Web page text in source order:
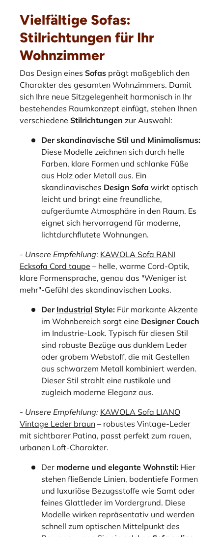
Vielfältige Sofas:
Stilrichtungen für Ihr
Wohnzimmer
Das Design eines Sofas prägt maßgeblich den
Charakter des gesamten Wohnzimmers. Damit
sich Ihre neue Sitzgelegenheit harmonisch in Ihr
bestehendes Raumkonzept einfügt, stehen Ihnen
verschiedene Stilrichtungen zur Auswahl:
Der skandinavische Stil und Minimalismus:
Diese Modelle zeichnen sich durch helle
Farben, klare Formen und schlanke Füße
aus Holz oder Metall aus. Ein
skandinavisches Design Sofa wirkt optisch
leicht und bringt eine freundliche,
aufgeräumte Atmosphäre in den Raum. Es
eignet sich hervorragend für moderne,
lichtdurchflutete Wohnungen.
- Unsere Empfehlung: KAWOLA Sofa RANI
Ecksofa Cord taupe – helle, warme Cord-Optik,
klare Formensprache, genau das "Weniger ist
mehr"-Gefühl des skandinavischen Looks.
Der Industrial Style: Für markante Akzente
im Wohnbereich sorgt eine Designer Couch
im Industrie-Look. Typisch für diesen Stil
sind robuste Bezüge aus dunklem Leder
oder grobem Webstoff, die mit Gestellen
aus schwarzem Metall kombiniert werden.
Dieser Stil strahlt eine rustikale und
zugleich moderne Eleganz aus.
- Unsere Empfehlung: KAWOLA Sofa LIANO
Vintage Leder braun – robustes Vintage-Leder
mit sichtbarer Patina, passt perfekt zum rauen,
urbanen Loft-Charakter.
Der moderne und elegante Wohnstil: Hier
stehen fließende Linien, bodentiefe Formen
und luxuriöse Bezugsstoffe wie Samt oder
feines Glattleder im Vordergrund. Diese
Modelle wirken repräsentativ und werden
schnell zum optischen Mittelpunkt des